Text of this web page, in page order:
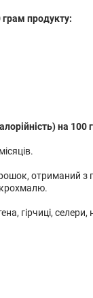
грам продукту:
на 100
отриманий з
гірчиці, селери,